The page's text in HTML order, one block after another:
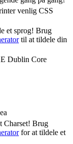
venlig CSS
et sprog! Brug
til at tildele din
Dublin Core
Charset! Brug
for at tildele et